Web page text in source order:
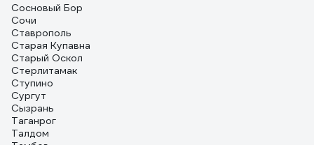
Сосновый Бор
Сочи
Ставрополь
Старая Купавна
Старый Оскол
Стерлитамак
Ступино
Сургут
Сызрань
Таганрог
Талдом